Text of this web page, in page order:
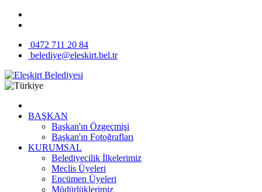
0472 711 20 84
belediye@eleskirt.bel.tr
BAŞKAN
Başkan'ın Özgeçmişi
Başkan'ın Fotoğrafları
KURUMSAL
Belediyecilik İlkelerimiz
Meclis Üyeleri
Encümen Üyeleri
Müdürlüklerimiz